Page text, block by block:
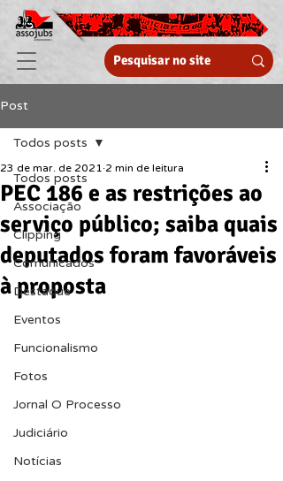
Post
Todos posts
Associação
Clipping
Comunicados
Destaque
Eventos
Funcionalismo
Fotos
Jornal O Processo
Judiciário
Notícias
Todos posts
PEC 186 e as restrições ao
serviço público; saiba quais
deputados foram favoráveis
à proposta
23 de mar. de 2021 2 min de leitura